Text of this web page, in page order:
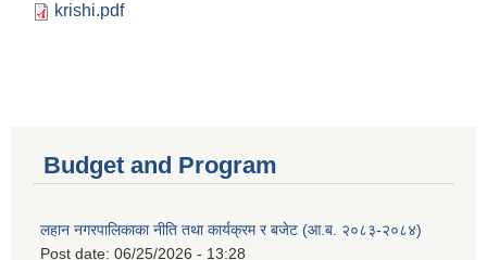
krishi.pdf
Budget and Program
लहान नगरपालिकाका नीति तथा कार्यक्रम र बजेट (आ.ब. २०८३-२०८४)
Post date: 06/25/2026 - 13:28